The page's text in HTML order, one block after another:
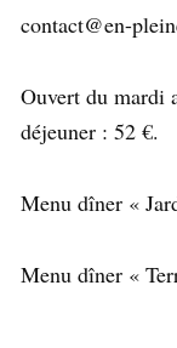
contact@en-
Ouvert du mardi
déjeuner : 52 €.
Menu dîner «
Menu dîner «